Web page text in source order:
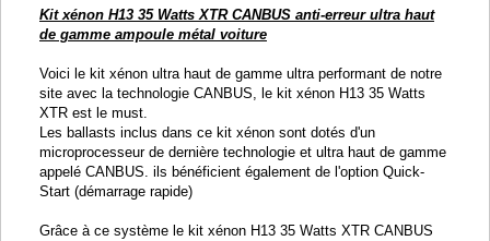
Kit xénon H13 35 Watts XTR CANBUS anti-erreur ultra haut
de gamme ampoule métal voiture
Voici le kit xénon ultra haut de gamme ultra performant de notre
site avec la technologie CANBUS, le kit xénon H13 35 Watts
XTR est le must.
Les ballasts inclus dans ce kit xénon sont dotés d'un
microprocesseur de dernière technologie et ultra haut de gamme
appelé CANBUS. ils bénéficient également de l'option Quick-
Start (démarrage rapide)
Grâce à ce système le kit xénon H13 35 Watts XTR CANBUS